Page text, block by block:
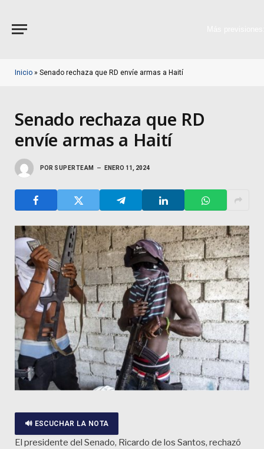
Inicio » Senado rechaza que RD envíe armas a Haití
Senado rechaza que RD
envíe armas a Haití
POR SUPERTEAM ENERO 11, 2024
🔊 ESCUCHAR LA NOTA
El presidente del Senado, Ricardo de los Santos, rechazó